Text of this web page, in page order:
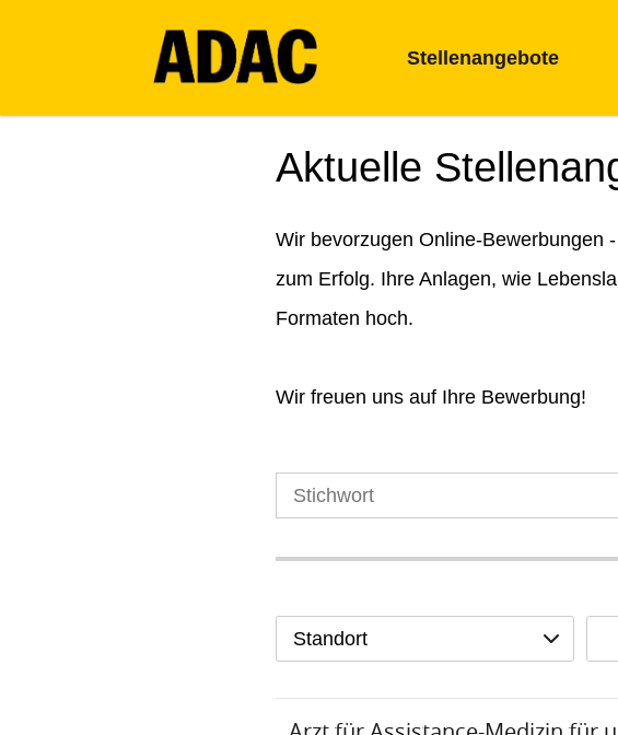
Stellenangebote
Aktuelle
Wir bevorzugen Online-Bewerbungen
zum Erfolg. Ihre Anlagen, wie
Formaten hoch.
Wir freuen uns auf Ihre Bewerbung!
Standort